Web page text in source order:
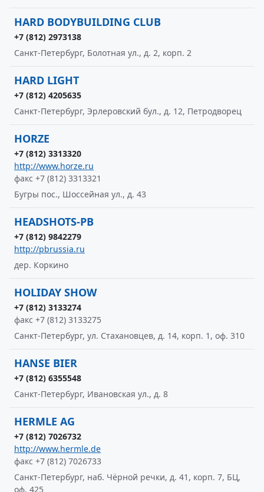
HARD BODYBUILDING CLUB
+7 (812) 2973138
Санкт-Петербург, Болотная ул., д. 2, корп. 2
HARD LIGHT
+7 (812) 4205635
Санкт-Петербург, Эрлеровский бул., д. 12, Петродворец
HORZE
+7 (812) 3313320
http://www.horze.ru
факс +7 (812) 3313321
Бугры пос., Шоссейная ул., д. 43
HEADSHOTS-PB
+7 (812) 9842279
http://pbrussia.ru
дер. Коркино
HOLIDAY SHOW
+7 (812) 3133274
факс +7 (812) 3133275
Санкт-Петербург, ул. Стахановцев, д. 14, корп. 1, оф. 310
HANSE BIER
+7 (812) 6355548
Санкт-Петербург, Ивановская ул., д. 8
HERMLE AG
+7 (812) 7026732
http://www.hermle.de
факс +7 (812) 7026733
Санкт-Петербург, наб. Чёрной речки, д. 41, корп. 7, БЦ,
оф. 425